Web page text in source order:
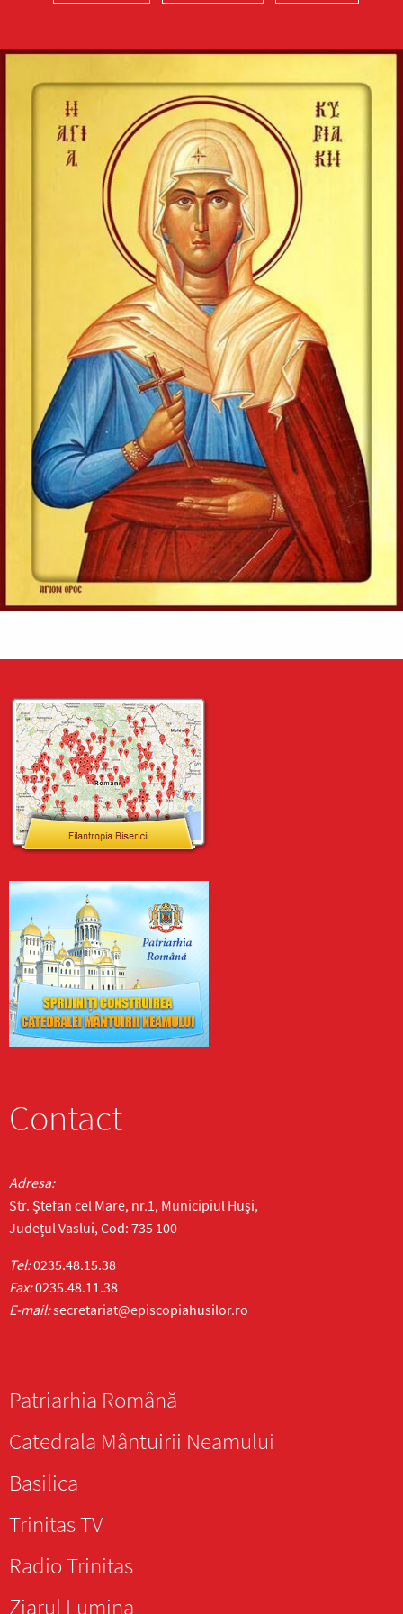
Fecioara Maria în mărime
naturală, cu privirea
coborâtă, stând în picioare pe
un nor, îmbrăcată într-o
mantie roșie strălucitoare și un stihar...
Apostolul zilei
Fraților, lauda noastră aceasta este: mărturia conștiinței
noastre că am umblat în lume, și mai ales la voi, în
sfințenie și în curăție dumnezeiască, nu în înțelepciune...
Ap. II Corinteni 1, 12-20
Evanghelia zilei
În vremea aceea s-au apropiat de Iisus saducheii, cei ce
zic că nu este înviere, și L-au întrebat, zicând:
Învățătorule, Moise a zis: «Dacă cineva moare neavând
copii, fratele...
Ev. Matei 22, 23-33
doxologia.ro
Preia articolele Doxologia în site-ul tău!
Contact
Adresa:
Str. Ștefan cel Mare, nr.1, Municipiul Huși,
Județul Vaslui, Cod: 735 100
Tel:0235.48.15.38
Fax:0235.48.11.38
E-mail:secretariat@episcopiahusilor.ro
Patriarhia Română
Catedrala Mântuirii Neamului
Basilica
Trinitas TV
Radio Trinitas
Ziarul Lumina